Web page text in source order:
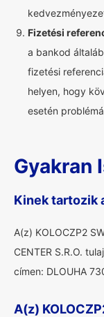
Fizetési
a bankod
fizetési
helyen, hogy
esetén
Gyakran
Kinek tartozik
A(z) KOLOCZP2
CENTER S.R.O.
címen: DLOUHA
A(z)